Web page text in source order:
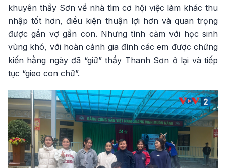
khuyên thầy Sơn về nhà tìm cơ hội việc làm khác thu
nhập tốt hơn, điều kiện thuận lợi hơn và quan trọng
được gần vợ gần con. Nhưng tình cảm với học sinh
vùng khó, với hoàn cảnh gia đình các em được chứng
kiến hằng ngày đã “giữ” thầy Thanh Sơn ở lại và tiếp
tục “gieo con chữ”.